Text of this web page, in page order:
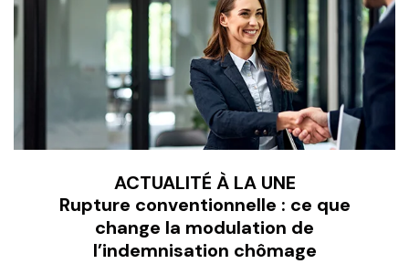
ACTUALITÉ À LA UNE
Rupture conventionnelle : ce que
change la modulation de
l’indemnisation chômage